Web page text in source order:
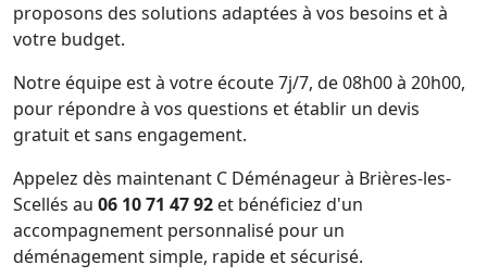
proposons des solutions adaptées à vos besoins et à
votre budget.
Notre équipe est à votre écoute 7j/7, de 08h00 à 20h00,
pour répondre à vos questions et établir un devis
gratuit et sans engagement.
Appelez dès maintenant C Déménageur à Brières-les-
Scellés au 06 10 71 47 92 et bénéficiez d'un
accompagnement personnalisé pour un
déménagement simple, rapide et sécurisé.